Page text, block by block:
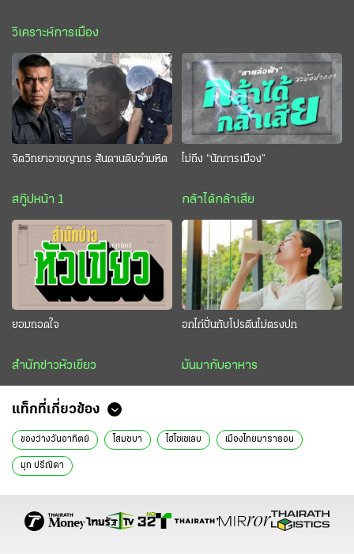
วิเคราะห์การเมือง
จิตวิทยาอาชญากร สันดานดิบอำมหิต
สกู๊ปหน้า 1
ไม่ถึง “นักการเมือง”
กล้าได้กล้าเสีย
ยอมถอดใจ
สำนักข่าวหัวเขียว
อกไก่ปั่นกับโปรตีนไม่ตรงปก
มันมากับอาหาร
แท็กที่เกี่ยวข้อง
ของว่างวันอาทิตย์ โสมชบา ไฮโซเซเลบ เมืองไทยมาราธอน
มุก ปรีณิดา